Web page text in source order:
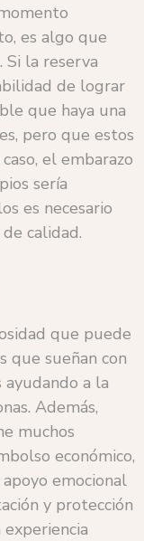
es algo que
la reserva
de lograr
que haya una
pero que estos
el embarazo
sería
es necesario
calidad.
que puede
que sueñan con
a la
Además,
muchos
económico,
emocional
y protección